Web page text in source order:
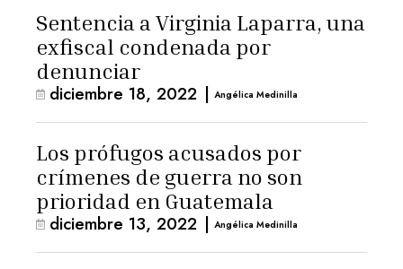
Sentencia a Virginia Laparra, una
exfiscal condenada por
denunciar
diciembre 18, 2022 | Angélica Medinilla
Los prófugos acusados por
crímenes de guerra no son
prioridad en Guatemala
diciembre 13, 2022 | Angélica Medinilla